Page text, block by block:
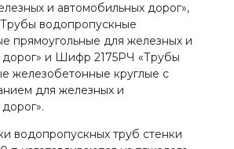
и автомобильных дорог»,
водопропускные
прямоугольные для железных и
дорог» и Шифр 2175РЧ «Трубы
железобетонные круглые с
для железных и
водопропускных труб стенки